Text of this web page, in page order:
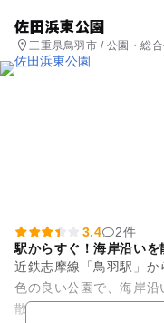
佐田浜東公園
三重県鳥羽市 / 公園・総合
3.4
2件
駅からすぐ！海岸沿い
近鉄志摩線「鳥羽駅」
色の良い公園で、海岸
散歩道）」につながっています。 園内には大